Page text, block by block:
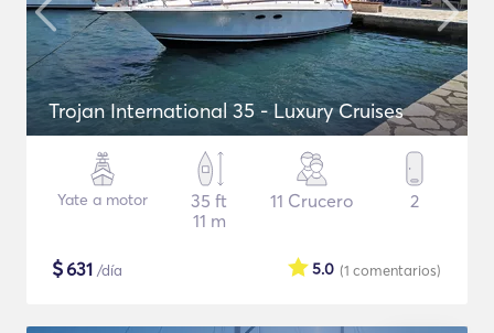
Trojan International 35 - Luxury Cruises
Yate a motor
35 ft
11 m
11 Crucero 2
$631 /día (1 comentarios)
5.0